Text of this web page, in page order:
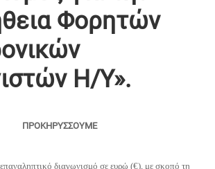
Φορητών
Η/Υ».
ΠΡΟΚΗΡΥΣΣΟΥΜΕ
διαγωνισμό σε ευρώ (€), με σκοπό τη